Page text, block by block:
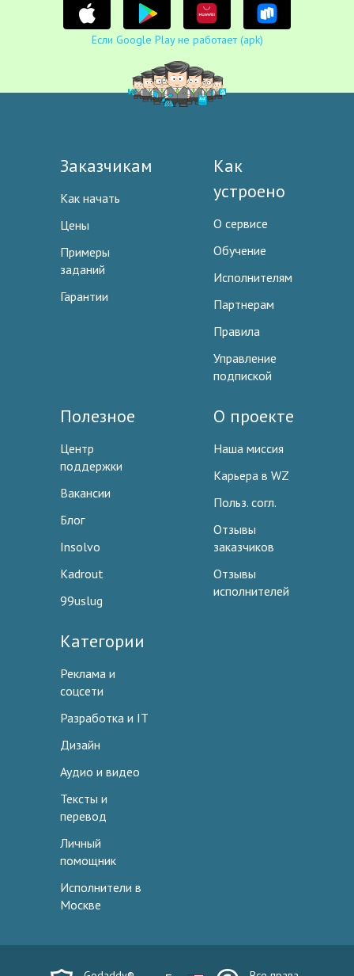
Если Google Play не работает (apk)
Заказчикам
Как начать
Цены
Примеры
заданий
Гарантии
Как
устроено
О сервисе
Обучение
Исполнителям
Партнерам
Правила
Управление
подпиской
Полезное
Центр
поддержки
Вакансии
Блог
Insolvo
Kadrout
99uslug
О проекте
Наша миссия
Карьера в WZ
Польз. согл.
Отзывы
заказчиков
Отзывы
исполнителей
Категории
Реклама и
соцсети
Разработка и IT
Дизайн
Аудио и видео
Тексты и
перевод
Личный
помощник
Исполнители в
Москве